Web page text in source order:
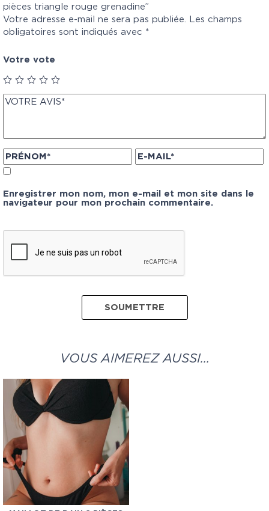
pièces triangle rouge grenadine”
Votre adresse e-mail ne sera pas publiée. Les champs
obligatoires sont indiqués avec *
Votre vote
Enregistrer mon nom, mon e-mail et mon site dans le
navigateur pour mon prochain commentaire.
VOUS AIMEREZ AUSSI…